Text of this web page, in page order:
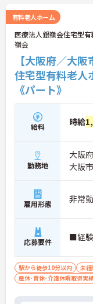
有料老人ホーム
医療法人銀嶺会住宅型
嶺会
【大阪府／大
住宅型有料老人
《パート》
給料 時給
勤務地
大阪
大阪
雇用形態 非常
応募要件 ■経
駅から徒歩10分以内 未
産休･育休･介護休暇取得実